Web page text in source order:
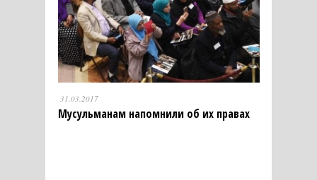
31.03.2017
Мусульманам напомнили об их правах